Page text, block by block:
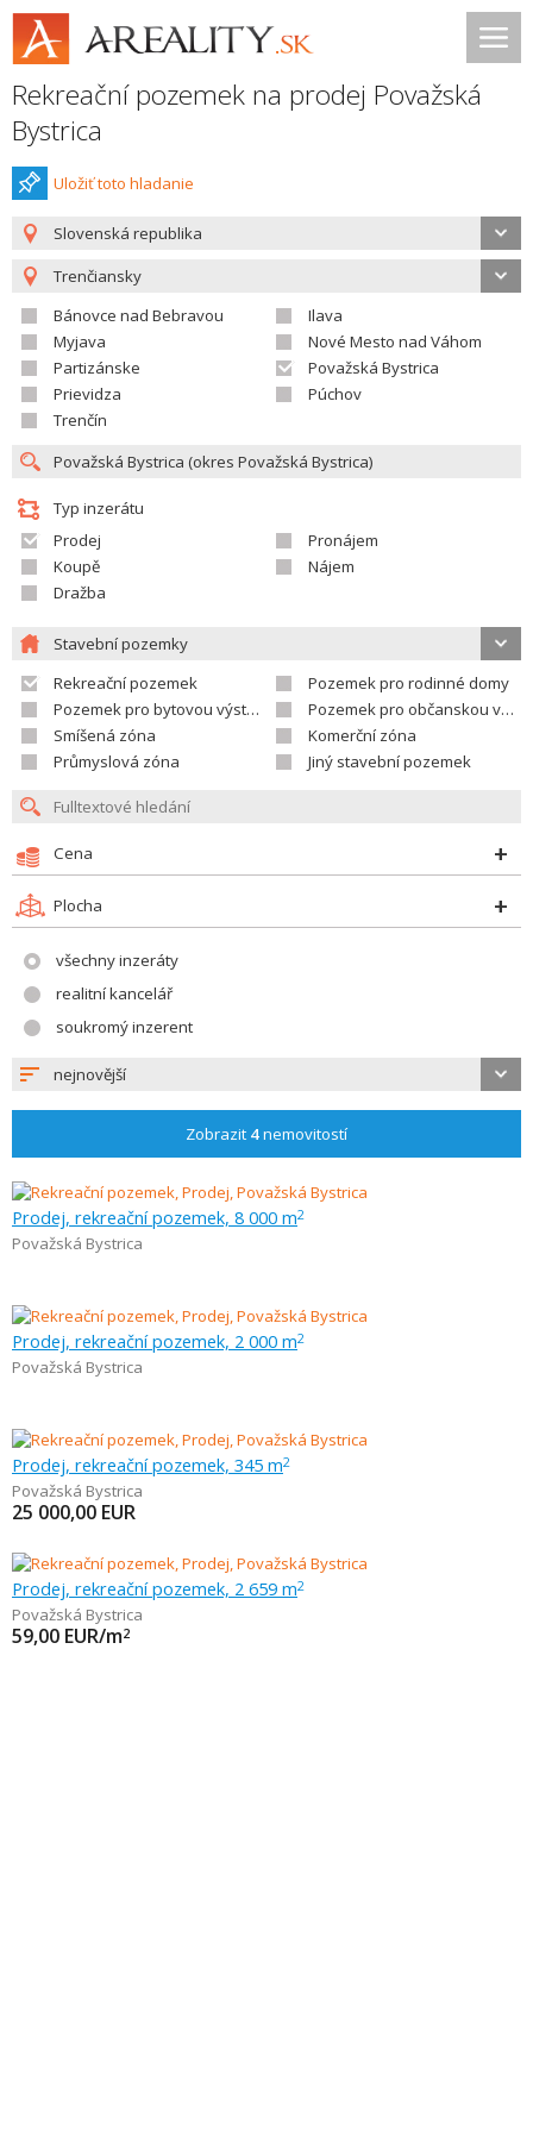
Rekreační pozemek na prodej Považská
Bystrica
Uložiť toto hladanie
Slovenská republika
Trenčiansky
Bánovce nad Bebravou
Ilava
Myjava
Nové Mesto nad Váhom
Partizánske
Považská Bystrica
Prievidza
Púchov
Trenčín
Typ inzerátu
Prodej
Pronájem
Koupě
Nájem
Dražba
Stavební pozemky
Rekreační pozemek
Pozemek pro rodinné domy
Pozemek pro bytovou výstavbu
Pozemek pro občanskou vybavenost
Smíšená zóna
Komerční zóna
Průmyslová zóna
Jiný stavební pozemek
Cena
Plocha
všechny inzeráty
realitní kancelář
soukromý inzerent
nejnovější
Zobrazit 4nemovitostí
Prodej, rekreační pozemek, 8 000 m2
Považská Bystrica
Prodej, rekreační pozemek, 2 000 m2
Považská Bystrica
Prodej, rekreační pozemek, 345 m2
Považská Bystrica
25 000,00 EUR
Prodej, rekreační pozemek, 2 659 m2
Považská Bystrica
59,00 EUR/m2